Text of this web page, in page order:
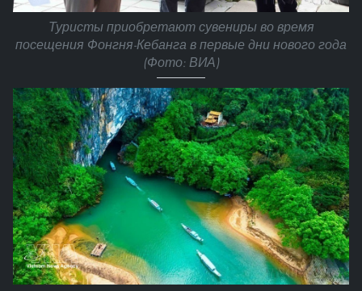
Туристы приобретают сувениры во время
посещения Фонгня-Кебанга в первые дни нового года
(Фото: ВИА)